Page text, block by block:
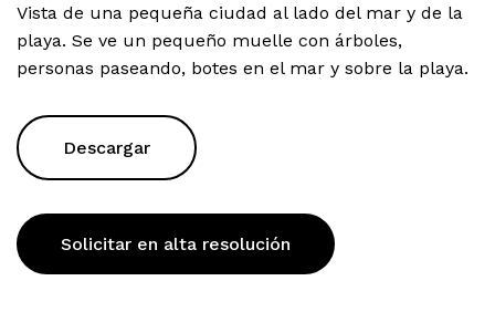
Vista de una pequeña ciudad al lado del mar y de la
playa. Se ve un pequeño muelle con árboles,
personas paseando, botes en el mar y sobre la playa.
Descargar
Solicitar en alta resolución